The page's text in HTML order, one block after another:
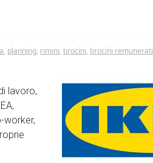
, planning, rimini, tirocini, tirocini remunerati
lavoro,
worker,